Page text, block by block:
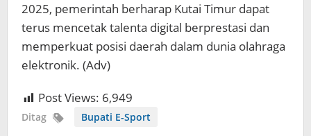
2025, pemerintah berharap Kutai Timur dapat
terus mencetak talenta digital berprestasi dan
memperkuat posisi daerah dalam dunia olahraga
elektronik. (Adv)
Post Views: 6,949
Ditag Bupati E-Sport